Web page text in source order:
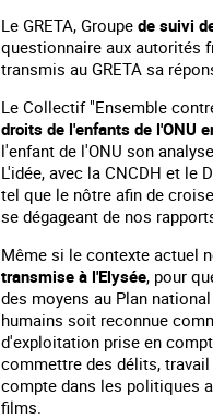
Le GRETA, Groupe de suivi
questionnaire aux autorités
transmis au GRETA sa
Le Collectif "Ensemble
droits de l'enfants de l'ONU
l'enfant de l'ONU son
L'idée, avec la CNCDH et
tel que le nôtre afin de
se dégageant de nos
Même si le contexte actuel
transmise à l'Elysée, pour
des moyens au Plan
humains soit reconnue
d'exploitation prise en
commettre des délits,
compte dans les politiques
films.